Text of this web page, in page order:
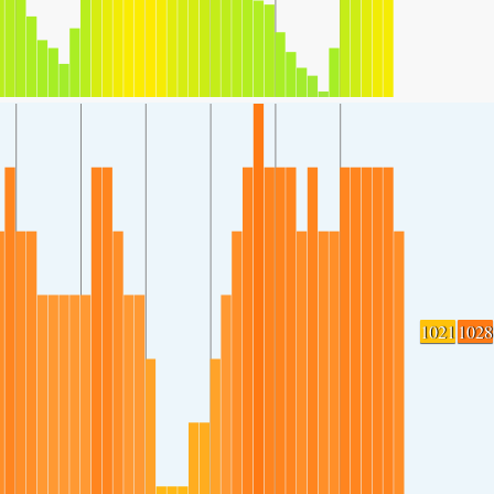
1021 1028